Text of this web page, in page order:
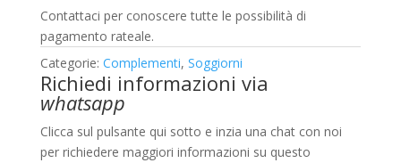
Contattaci per conoscere tutte le possibilità di
pagamento rateale.
Categorie: Complementi, Soggiorni
Richiedi informazioni via
whatsapp
Clicca sul pulsante qui sotto e inzia una chat con noi
per richiedere maggiori informazioni su questo